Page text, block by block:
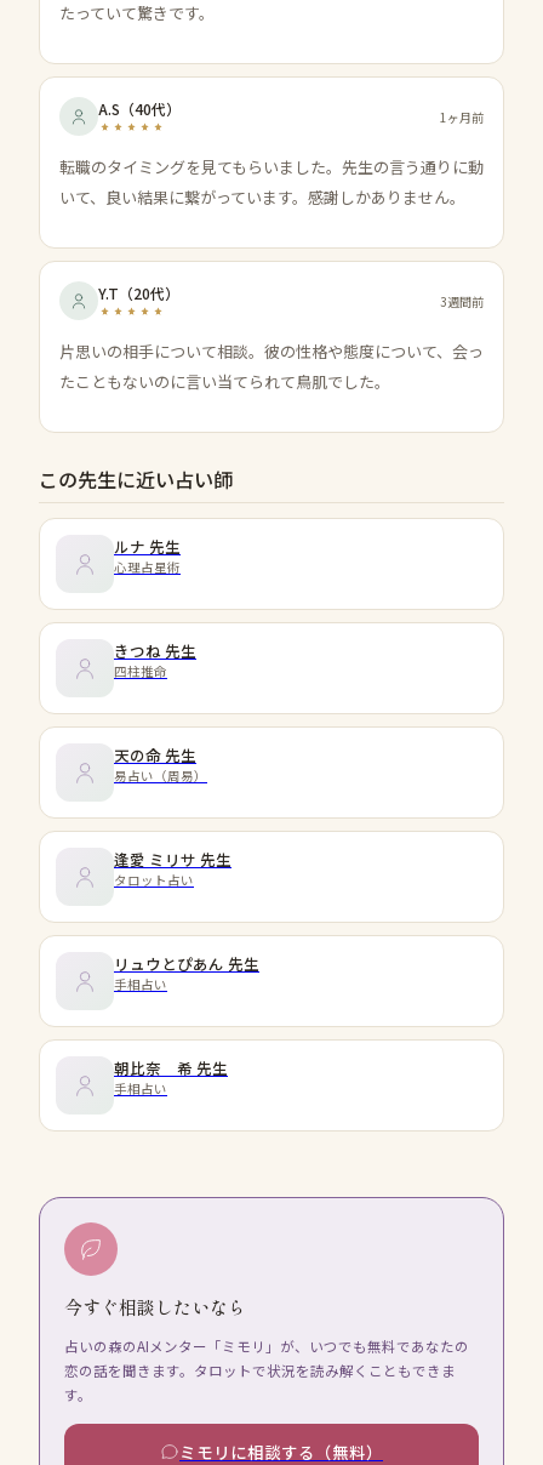
たっていて驚きです。
A.S （40代） 1ヶ月前
転職のタイミングを見てもらいました。先生の言う通りに動
いて、良い結果に繋がっています。感謝しかありません。
Y.T （20代） 3週間前
片思いの相手について相談。彼の性格や態度について、会っ
たこともないのに言い当てられて鳥肌でした。
この先生に近い占い師
ルナ 先生
心理占星術
きつね 先生
四柱推命
天の命 先生
易占い（周易）
逢愛 ミリサ 先生
タロット占い
リュウとぴあん 先生
手相占い
朝比奈 希 先生
手相占い
今すぐ相談したいなら
占いの森のAIメンター「ミモリ」が、いつでも無料であなたの
恋の話を聞きます。タロットで状況を読み解くこともできま
す。
ミモリに相談する（無料）